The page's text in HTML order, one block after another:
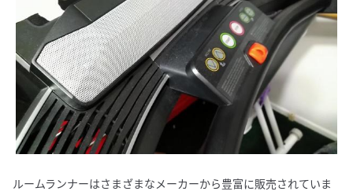
ルームランナーはさまざまなメーカーから豊富に販売されていま